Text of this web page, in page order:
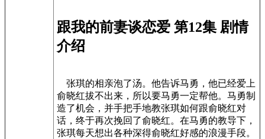
跟我的前妻谈恋爱 第12集 剧情
介绍
张琪的相亲泡了汤。他告诉马勇，他已经爱上
俞晓红拔不出来，所以要马勇一定帮他。马勇制
造了机会，并手把手地教张琪如何跟俞晓红对
话，终于再次挽回了俞晓红。在马勇的教导下，
张琪每天想出各种深得俞晓红好感的浪漫手段。